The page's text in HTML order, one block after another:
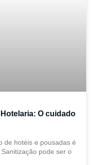
O cuidado
de hotéis e pousadas é
pode ser o